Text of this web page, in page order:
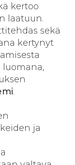
kertoo
laatuun.
sekä
kertynyt
.
ja